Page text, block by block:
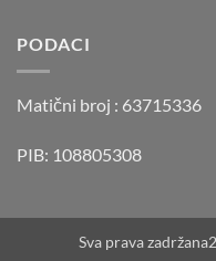
PODACI
Matični broj : 63715336
PIB: 108805308
Sva prava